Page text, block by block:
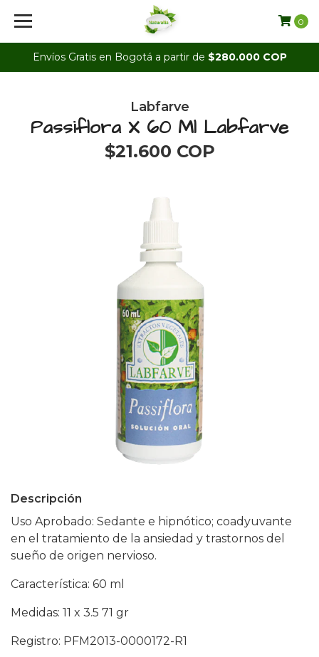
Envíos Gratis en Bogotá a partir de $280.000 COP
0
Labfarve
Passiflora X 60 Ml Labfarve
$21.600 COP
Descripción
Uso Aprobado: Sedante e hipnótico; coadyuvante
en el tratamiento de la ansiedad y trastornos del
sueño de origen nervioso.
Característica: 60 ml
Medidas: 11 x 3.5 71 gr
Registro: PFM2013-0000172-R1